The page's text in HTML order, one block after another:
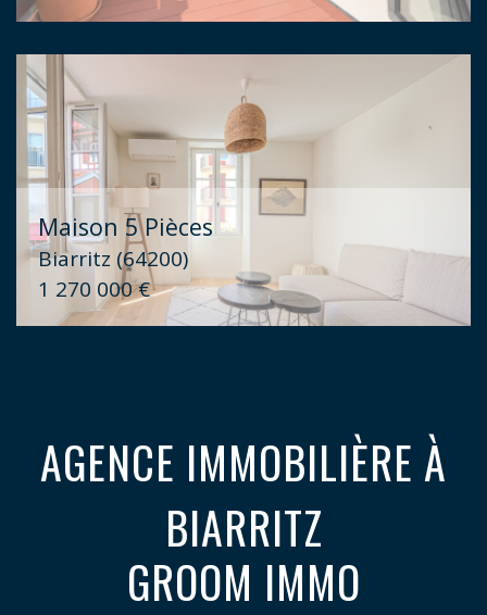
Maison 5 Pièces
Biarritz (64200)
1 270 000 €
AGENCE IMMOBILIÈRE À
BIARRITZ
GROOM IMMO